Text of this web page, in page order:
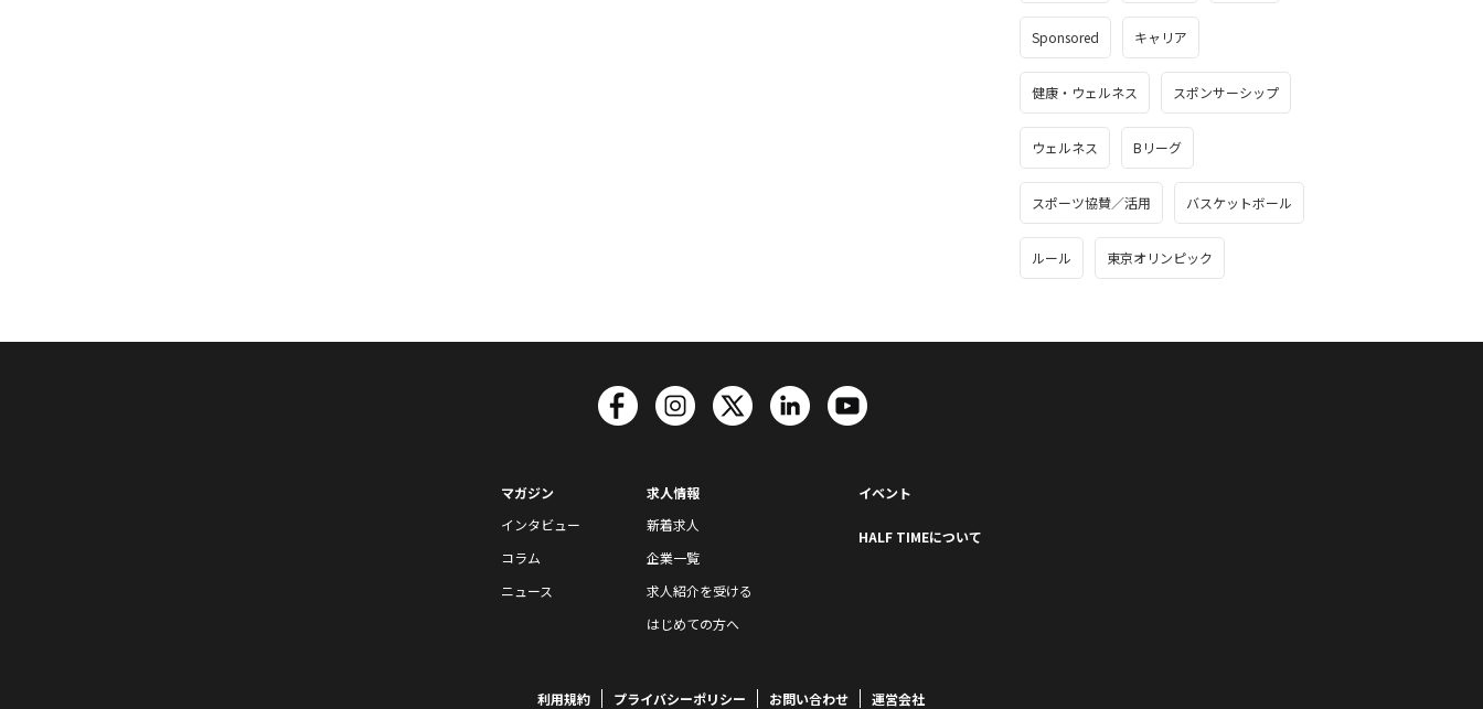
Sponsored キャリア
健康・ウェルネス スポンサーシップ
ウェルネス Bリーグ
スポーツ協賛／活用 バスケットボール
ルール 東京オリンピック
マガジン
インタビュー
コラム
ニュース
求人情報
新着求人
企業一覧
求人紹介を受ける
はじめての方へ
イベント
HALF TIMEについて
利用規約 プライバシーポリシー お問い合わせ 運営会社